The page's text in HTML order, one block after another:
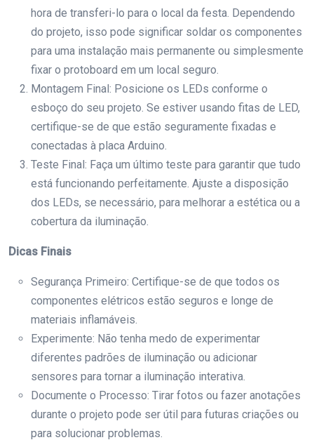
hora de transferi-lo para o local da festa. Dependendo
do projeto, isso pode significar soldar os componentes
para uma instalação mais permanente ou simplesmente
fixar o protoboard em um local seguro.
Montagem Final: Posicione os LEDs conforme o
esboço do seu projeto. Se estiver usando fitas de LED,
certifique-se de que estão seguramente fixadas e
conectadas à placa Arduino.
Teste Final: Faça um último teste para garantir que tudo
está funcionando perfeitamente. Ajuste a disposição
dos LEDs, se necessário, para melhorar a estética ou a
cobertura da iluminação.
Dicas Finais
Segurança Primeiro: Certifique-se de que todos os
componentes elétricos estão seguros e longe de
materiais inflamáveis.
Experimente: Não tenha medo de experimentar
diferentes padrões de iluminação ou adicionar
sensores para tornar a iluminação interativa.
Documente o Processo: Tirar fotos ou fazer anotações
durante o projeto pode ser útil para futuras criações ou
para solucionar problemas.